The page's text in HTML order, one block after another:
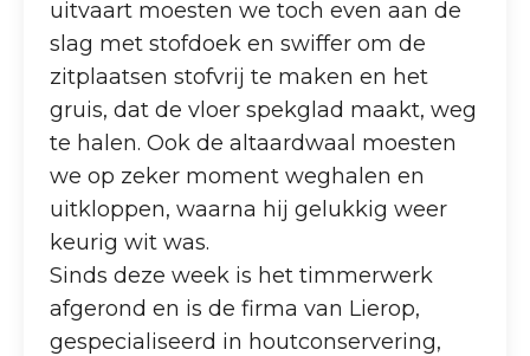
uitvaart moesten we toch even aan de
slag met stofdoek en swiffer om de
zitplaatsen stofvrij te maken en het
gruis, dat de vloer spekglad maakt, weg
te halen. Ook de altaardwaal moesten
we op zeker moment weghalen en
uitkloppen, waarna hij gelukkig weer
keurig wit was.
Sinds deze week is het timmerwerk
afgerond en is de firma van Lierop,
gespecialiseerd in houtconservering,